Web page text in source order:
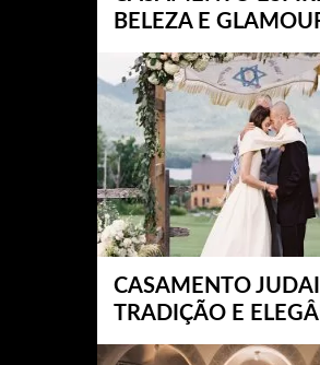
BELEZA E
CASAMENTO
TRADIÇÃO E